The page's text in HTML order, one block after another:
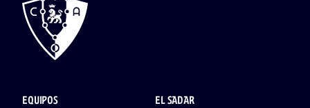
EQUIPOS
EL SADAR